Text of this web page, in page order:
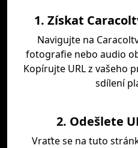
1. Získat
Navigujte na
fotografie nebo audio
Kopírujte URL z vašeho
sdílení
2. Odešlete
Vraťte se na tuto